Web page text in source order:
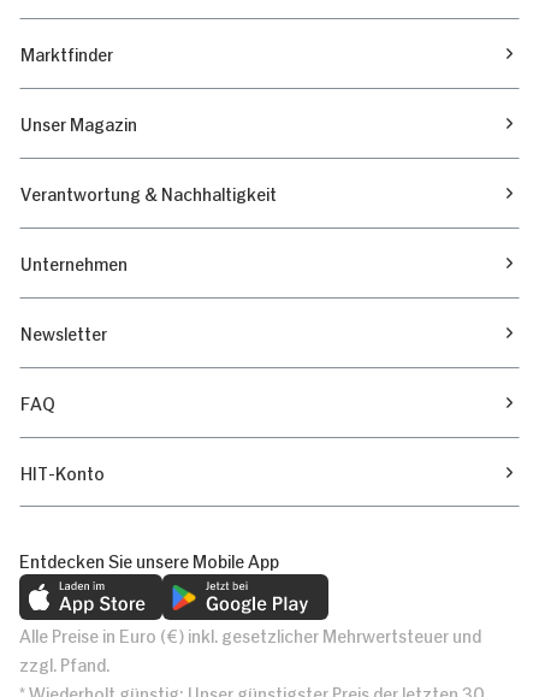
Marktfinder
Unser Magazin
Verantwortung & Nachhaltigkeit
Unternehmen
Newsletter
FAQ
HIT-Konto
Entdecken Sie unsere Mobile App
Alle Preise in Euro (€) inkl. gesetzlicher Mehrwertsteuer und
zzgl. Pfand.
* Wiederholt günstig: Unser günstigster Preis der letzten 30